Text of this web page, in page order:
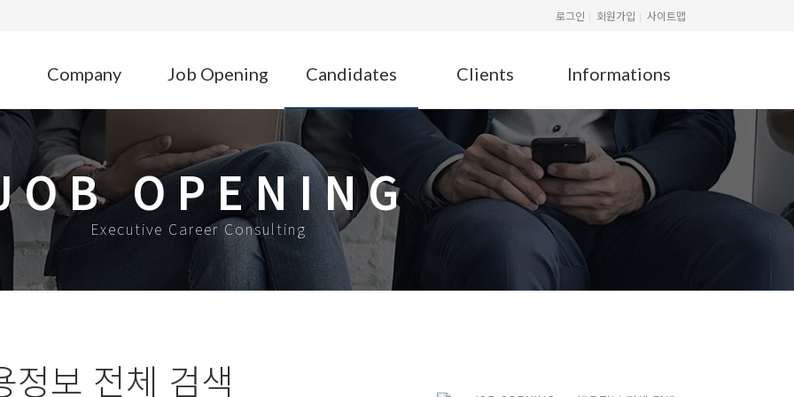
로그인 회원가입 사이트맵
Company Job Opening Candidates Clients Informations
OPENING
Executive Career Consulting
정보 전체 검색